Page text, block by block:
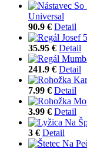
Universal
90.9 € Detail
35.95 € Detail
241.9 € Detail
7.99 € Detail
3.99 € Detail
3 € Detail